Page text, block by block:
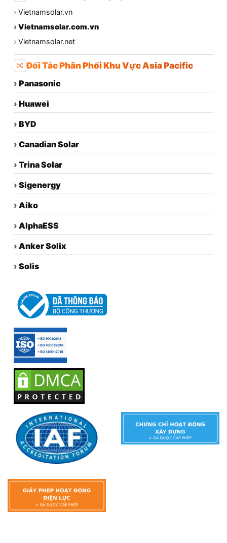
› Vietnamsolar.vn
› Vietnamsolar.com.vn
› Vietnamsolar.net
Đối Tác Phân Phối Khu Vực Asia Pacific
› Panasonic
› Huawei
› BYD
› Canadian Solar
› Trina Solar
› Sigenergy
› Aiko
› AlphaESS
› Anker Solix
› Solis